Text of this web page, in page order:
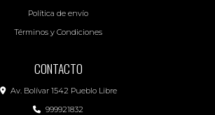
Política de envío
Términos y Condiciones
CONTACTO
Av. Bolívar 1542 Pueblo Libre
999921832